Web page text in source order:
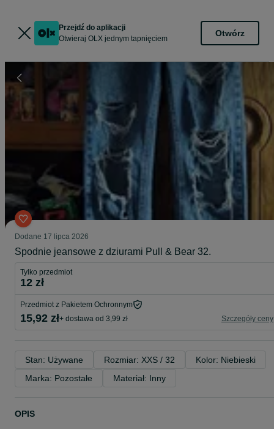
Przejdź do aplikacji
Otwieraj OLX jednym tapnięciem
Otwórz
Dodane 17 lipca 2026
Spodnie jeansowe z dziurami Pull & Bear 32.
Tylko przedmiot
12 zł
Przedmiot z Pakietem Ochronnym
15,92 zł+ dostawa od 3,99 zł Szczegóły ceny
Stan: Używane Rozmiar: XXS / 32
Kolor: Niebieski
Marka: Pozostałe
Materiał: Inny
OPIS